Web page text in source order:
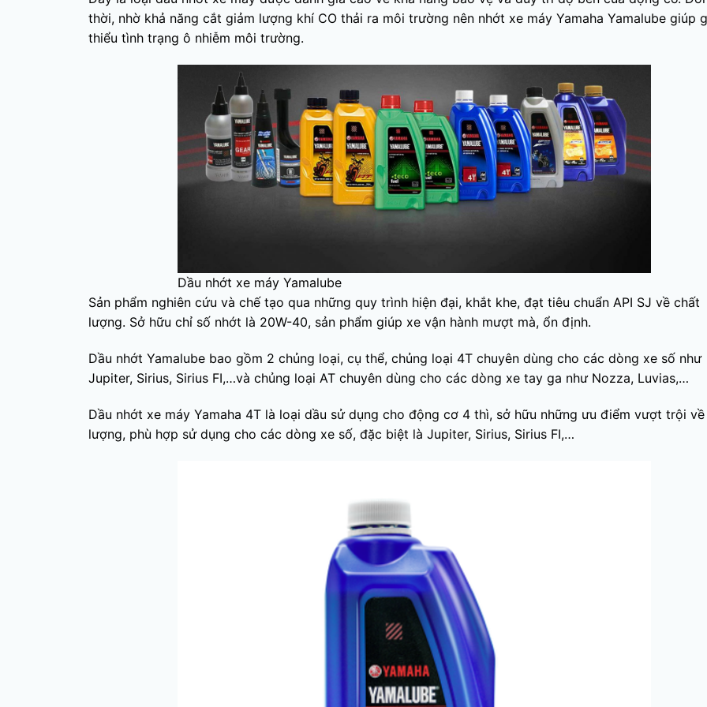
thời, nhờ khả năng cắt giảm lượng khí CO thải ra môi trường nên nhớt xe máy Yamaha Yamalube giúp
thiểu tình trạng ô nhiễm môi trường.
Dầu nhớt xe máy Yamalube
Sản phẩm nghiên cứu và chế tạo qua những quy trình hiện đại, khắt khe, đạt tiêu chuẩn API SJ về chất
lượng. Sở hữu chỉ số nhớt là 20W-40, sản phẩm giúp xe vận hành mượt mà, ổn định.
Dầu nhớt Yamalube bao gồm 2 chủng loại, cụ thể, chủng loại 4T chuyên dùng cho các dòng xe số như
Jupiter, Sirius, Sirius FI,…và chủng loại AT chuyên dùng cho các dòng xe tay ga như Nozza, Luvias,…
Dầu nhớt xe máy Yamaha 4T là loại dầu sử dụng cho động cơ 4 thì, sở hữu những ưu điểm vượt trội
lượng, phù hợp sử dụng cho các dòng xe số, đặc biệt là Jupiter, Sirius, Sirius FI,…